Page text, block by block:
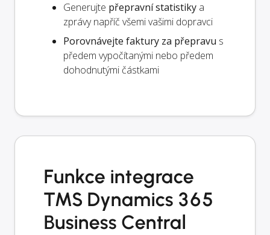
Generujte přepravní statistiky a
zprávy napříč všemi vašimi dopravci
Porovnávejte faktury za přepravu s
předem vypočítanými nebo předem
dohodnutými částkami
Funkce integrace
TMS Dynamics 365
Business Central